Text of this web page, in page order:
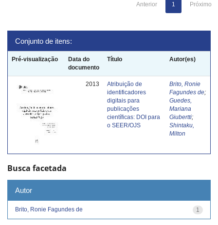
Anterior 1 Próximo
Conjunto de itens:
Pré-visualização
Data do
documento
Título Autor(es)
2013
Atribuição de
identificadores
digitais para
publicações
científicas: DOI para
o SEER/OJS
Brito, Ronie
Fagundes de;
Guedes,
Mariana
Giubertti;
Shintaku,
Milton
Busca facetada
Autor
1
Brito, Ronie Fagundes de